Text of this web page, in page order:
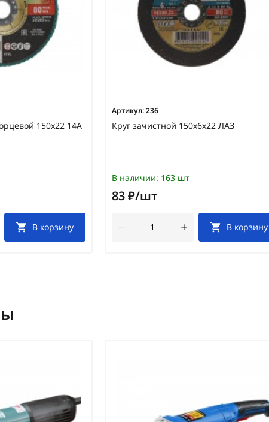
150х22 14А
В корзину
Артикул:236
Круг зачистной 150х6х22 ЛАЗ
В наличии: 163 шт
83 ₽/шт
В корзину